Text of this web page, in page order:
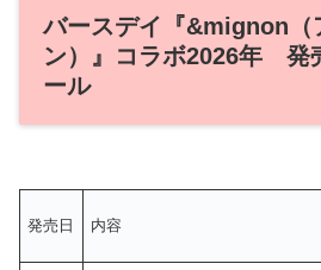
バースデイ『&mignon（
ン）』コラボ2026年 発
ール
発売日 内容